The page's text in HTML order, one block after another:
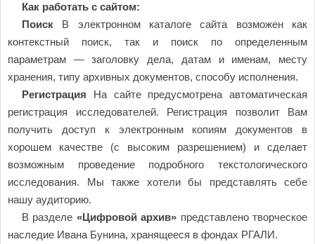
Как работать с сайтом:
Поиск В электронном каталоге сайта возможен как
контекстный поиск, так и поиск по определенным
параметрам — заголовку дела, датам и именам, месту
хранения, типу архивных документов, способу исполнения.
Регистрация На сайте предусмотрена автоматическая
регистрация исследователей. Регистрация позволит Вам
получить доступ к электронным копиям документов в
хорошем качестве (с высоким разрешением) и сделает
возможным проведение подробного текстологического
исследования. Мы также хотели бы представлять себе
нашу аудиторию.
В разделе «Цифровой архив» представлено творческое
наследие Ивана Бунина, хранящееся в фондах РГАЛИ.